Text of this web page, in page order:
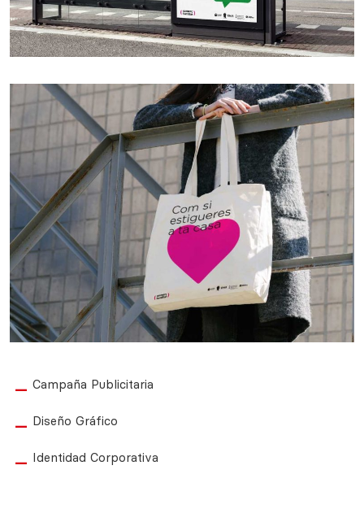
Campaña Publicitaria
Diseño Gráfico
Identidad Corporativa